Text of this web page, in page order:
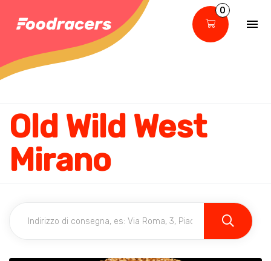
0
Old Wild West
Mirano